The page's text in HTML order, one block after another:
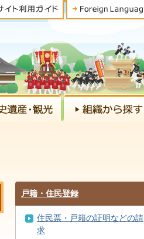
戸籍・住民登録
住民票・戸籍の証明などの請
求